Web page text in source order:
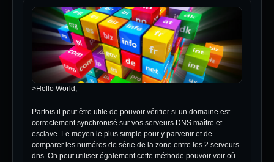
>Hello World,
Parfois il peut être utile de pouvoir vérifier si un domaine est
correctement synchronisé sur vos serveurs DNS maître et
esclave. Le moyen le plus simple pour y parvenir et de
comparer les numéros de série de la zone entre les 2 serveurs
dns. On peut utiliser également cette méthode pouvoir voir où